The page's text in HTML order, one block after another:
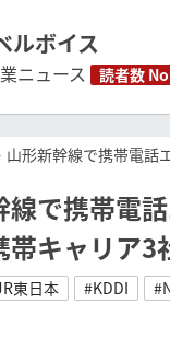
ルボイス
ニュース 読者数
山形新幹線で携帯電
線で携帯電
キャリア3
東日本 #KDDI